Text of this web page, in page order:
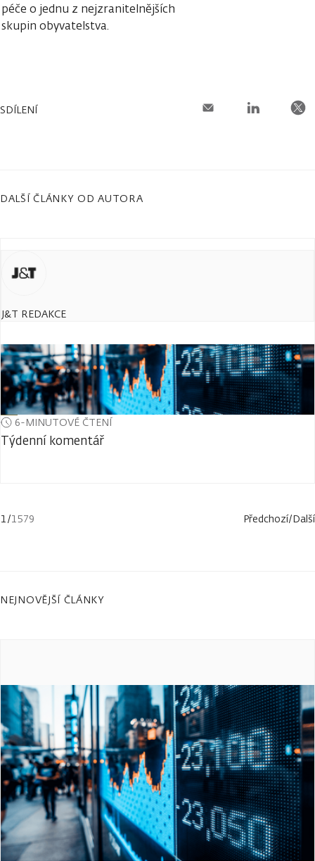
péče o jednu z nejzranitelnějších
skupin obyvatelstva.
SDÍLENÍ
DALŠÍ ČLÁNKY OD AUTORA
J&T REDAKCE
6-MINUTOVÉ ČTENÍ
Týdenní komentář
1/1579 Předchozí/Další
NEJNOVĚJŠÍ ČLÁNKY